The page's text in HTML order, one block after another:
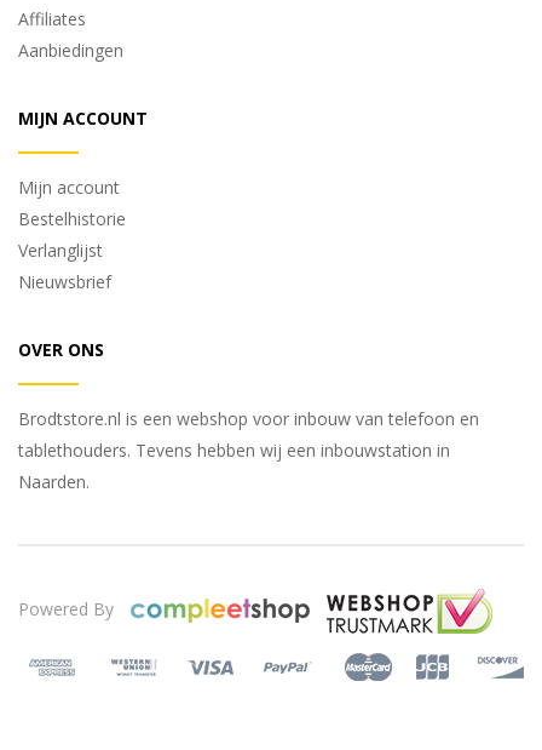
Affiliates
Aanbiedingen
MIJN ACCOUNT
Mijn account
Bestelhistorie
Verlanglijst
Nieuwsbrief
OVER ONS
Brodtstore.nl is een webshop voor inbouw van telefoon en
tablethouders. Tevens hebben wij een inbouwstation in
Naarden.
Powered By